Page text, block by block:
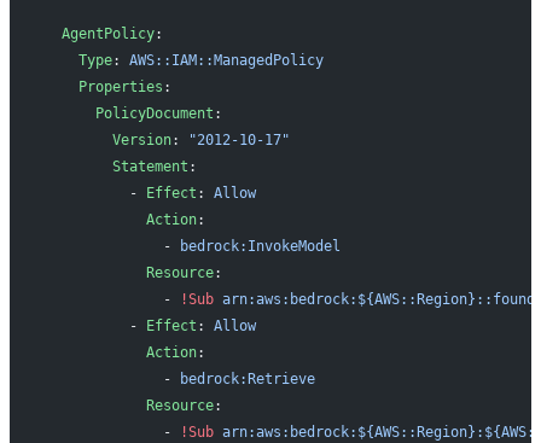
  AgentPolicy
:
    Type
: AWS::IAM::ManagedPolicy
    Properties
:
      PolicyDocument
:
        Version
:
"2012-10-17"
        Statement
:
          -
Effect : Allow
            Action
:
              -
bedrock:InvokeModel
            Resource
:
              -
!Sub
          -
Effect : Allow
            Action
:
              -
bedrock:Retrieve
            Resource
:
              -
!Sub